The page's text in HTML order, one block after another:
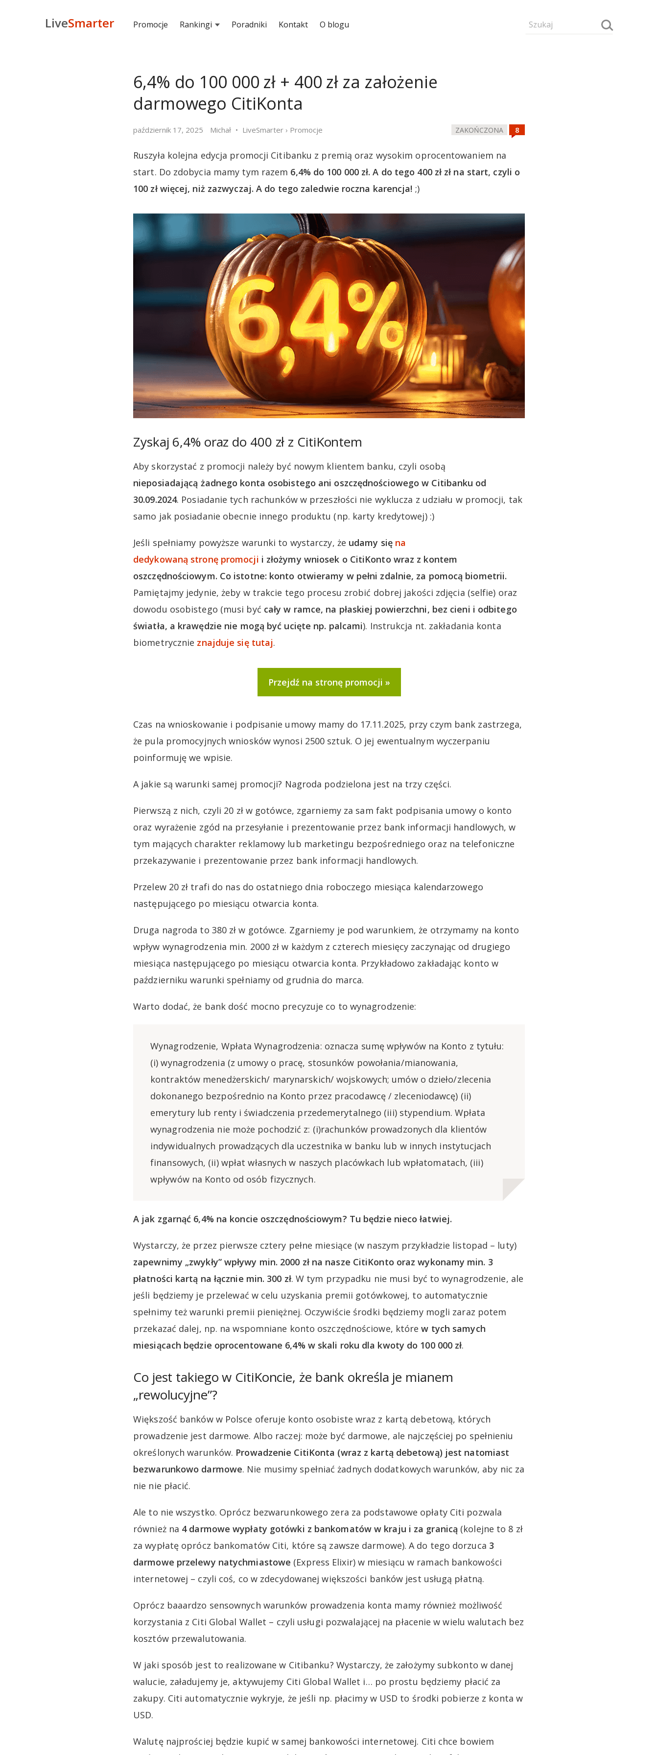
LiveSmarter Promocje Rankingi Poradniki Kontakt O blogu
6,4% do 100 000 zł + 400 zł za założenie
darmowego CitiKonta
październik 17, 2025 Michał LiveSmarter › Promocje ZAKOŃCZONA
Ruszyła kolejna edycja promocji Citibanku z premią oraz wysokim oprocentowaniem na
start. Do zdobycia mamy tym razem 6,4% do 100 000 zł. A do tego 400 zł zł na start, czyli o
100 zł więcej, niż zazwyczaj. A do tego zaledwie roczna karencja! ;)
Zyskaj 6,4% oraz do 400 zł z CitiKontem
Aby skorzystać z promocji należy być nowym klientem banku, czyli osobą
nieposiadającą żadnego konta osobistego ani oszczędnościowego w Citibanku od
30.09.2024. Posiadanie tych rachunków w przeszłości nie wyklucza z udziału w promocji, tak
samo jak posiadanie obecnie innego produktu (np. karty kredytowej) :)
Jeśli spełniamy powyższe warunki to wystarczy, że udamy się na
dedykowaną stronę promocji i złożymy wniosek o CitiKonto wraz z kontem
oszczędnościowym. Co istotne: konto otwieramy w pełni zdalnie, za pomocą biometrii.
Pamiętajmy jedynie, żeby w trakcie tego procesu zrobić dobrej jakości zdjęcia (selfie) oraz
dowodu osobistego (musi być cały w ramce, na płaskiej powierzchni, bez cieni i odbitego
światła, a krawędzie nie mogą być ucięte np. palcami). Instrukcja nt. zakładania konta
biometrycznie znajduje się tutaj.
Przejdź na stronę promocji
Czas na wnioskowanie i podpisanie umowy mamy do 17.11.2025, przy czym bank zastrzega,
że pula promocyjnych wniosków wynosi 2500 sztuk. O jej ewentualnym wyczerpaniu
poinformuję we wpisie.
A jakie są warunki samej promocji? Nagroda podzielona jest na trzy części.
Pierwszą z nich, czyli 20 zł w gotówce, zgarniemy za sam fakt podpisania umowy o konto
oraz wyrażenie zgód na przesyłanie i prezentowanie przez bank informacji handlowych, w
tym mających charakter reklamowy lub marketingu bezpośredniego oraz na telefoniczne
przekazywanie i prezentowanie przez bank informacji handlowych.
Przelew 20 zł trafi do nas do ostatniego dnia roboczego miesiąca kalendarzowego
następującego po miesiącu otwarcia konta.
Druga nagroda to 380 zł w gotówce. Zgarniemy je pod warunkiem, że otrzymamy na konto
wpływ wynagrodzenia min. 2000 zł w każdym z czterech miesięcy zaczynając od drugiego
miesiąca następującego po miesiącu otwarcia konta. Przykładowo zakładając konto w
październiku warunki spełniamy od grudnia do marca.
Warto dodać, że bank dość mocno precyzuje co to wynagrodzenie:
Wynagrodzenie, Wpłata Wynagrodzenia: oznacza sumę wpływów na Konto z tytułu:
(i) wynagrodzenia (z umowy o pracę, stosunków powołania/mianowania,
kontraktów menedżerskich/ marynarskich/ wojskowych; umów o dzieło/zlecenia
dokonanego bezpośrednio na Konto przez pracodawcę / zleceniodawcę) (ii)
emerytury lub renty i świadczenia przedemerytalnego (iii) stypendium. Wpłata
wynagrodzenia nie może pochodzić z: (i)rachunków prowadzonych dla klientów
indywidualnych prowadzących dla uczestnika w banku lub w innych instytucjach
finansowych, (ii) wpłat własnych w naszych placówkach lub wpłatomatach, (iii)
wpływów na Konto od osób fizycznych.
A jak zgarnąć 6,4% na koncie oszczędnościowym? Tu będzie nieco łatwiej.
Wystarczy, że przez pierwsze cztery pełne miesiące (w naszym przykładzie listopad – luty)
zapewnimy „zwykły” wpływy min. 2000 zł na nasze CitiKonto oraz wykonamy min. 3
płatności kartą na łącznie min. 300 zł. W tym przypadku nie musi być to wynagrodzenie, ale
jeśli będziemy je przelewać w celu uzyskania premii gotówkowej, to automatycznie
spełnimy też warunki premii pieniężnej. Oczywiście środki będziemy mogli zaraz potem
przekazać dalej, np. na wspomniane konto oszczędnościowe, którew tych samych
miesiącach będzie oprocentowane 6,4% w skali roku dla kwoty do 100 000 zł.
Co jest takiego w CitiKoncie, że bank określa je mianem
„rewolucyjne”?
Większość banków w Polsce oferuje konto osobiste wraz z kartą debetową, których
prowadzenie jest darmowe. Albo raczej: może być darmowe, ale najczęściej po spełnieniu
określonych warunków. Prowadzenie CitiKonta (wraz z kartą debetową) jest natomiast
bezwarunkowo darmowe. Nie musimy spełniać żadnych dodatkowych warunków, aby nic za
nie nie płacić.
Ale to nie wszystko. Oprócz bezwarunkowego zera za podstawowe opłaty Citi pozwala
również na 4 darmowe wypłaty gotówki z bankomatów w kraju i za granicą (kolejne to 8 zł
za wypłatę oprócz bankomatów Citi, które są zawsze darmowe). A do tego dorzuca 3
darmowe przelewy natychmiastowe (Express Elixir) w miesiącu w ramach bankowości
internetowej – czyli coś, co w zdecydowanej większości banków jest usługą płatną.
Oprócz baaardzo sensownych warunków prowadzenia konta mamy również możliwość
korzystania z Citi Global Wallet – czyli usługi pozwalającej na płacenie w wielu walutach bez
kosztów przewalutowania.
W jaki sposób jest to realizowane w Citibanku? Wystarczy, że założymy subkonto w danej
walucie, załadujemy je, aktywujemy Citi Global Wallet i… po prostu będziemy płacić za
zakupy. Citi automatycznie wykryje, że jeśli np. płacimy w USD to środki pobierze z konta w
USD.
Walutę najprościej będzie kupić w samej bankowości internetowej. Citi chce bowiem